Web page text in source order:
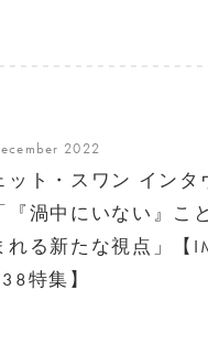
2022
ット・スワン インタ
『渦中にいない』こ
れる新たな視点」【
特集】